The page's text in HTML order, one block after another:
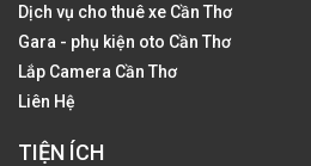
Dịch vụ cho thuê xe Cần Thơ
Gara - phụ kiện oto Cần Thơ
Lắp Camera Cần Thơ
Liên Hệ
TIỆN ÍCH